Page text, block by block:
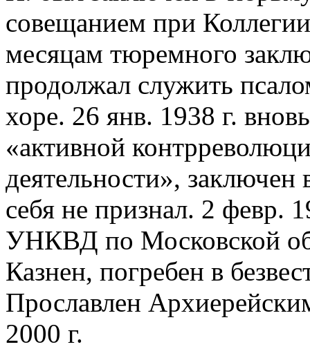
совещанием при
месяцам тюремного
продолжал служить
хоре. 26 янв. 1938 г.
«активной
деятельности»,
себя не признал. 2 февр.
УНКВД по Московской
Казнен, погребен в
Прославлен
2000 г.